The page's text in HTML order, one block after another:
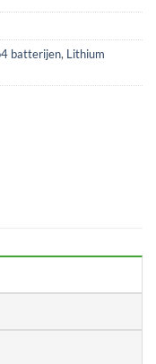
batterijen, Lithium